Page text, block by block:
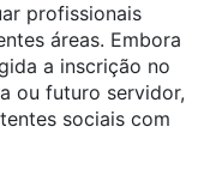
profissionais
áreas. Embora
a inscrição no
ou futuro servidor,
sociais com